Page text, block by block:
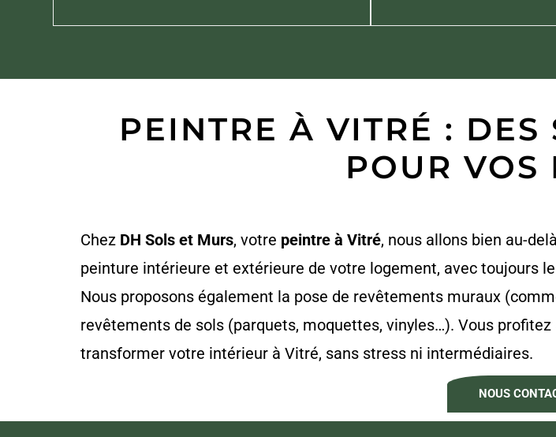
PEINTRE À VITRÉ : DES
POUR VOS
Chez DH Sols et Murs, votre peintre à Vitré, nous allons bien au-
peinture intérieure et extérieure de votre logement, avec toujours
Nous proposons également la pose de revêtements muraux
revêtements de sols (parquets, moquettes, vinyles…). Vous
transformer votre intérieur à Vitré, sans stress ni intermédiaires.
NOUS